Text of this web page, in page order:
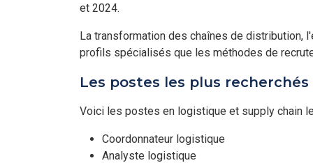
et 2024.
La transformation des chaînes de distribution,
profils spécialisés que les méthodes de
Les postes les plus
Voici les postes en logistique et supply chain
Coordonnateur logistique
Analyste logistique